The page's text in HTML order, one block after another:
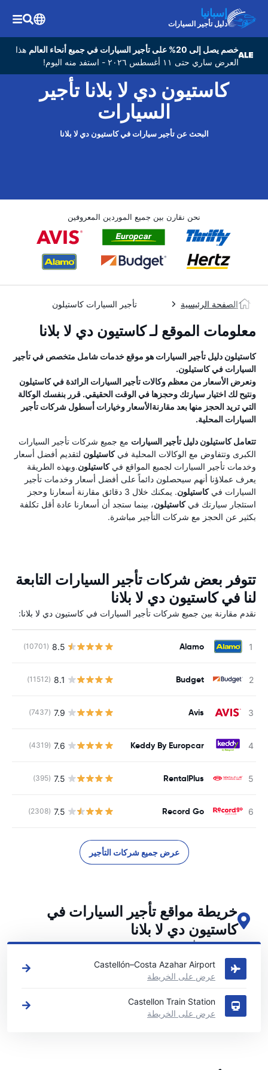
إسبانيا
دليل تأجير السيارات
خصم يصل إلى 20% على تأجير السيارات في جميع أنحاء العالم
هذا
العرض ساري حتى ١١ أغسطس ٢٠٢٦ - استفد منه اليوم!
كاستيون دي لا بلانا تأجير
السيارات
البحث عن تأجير سيارات في كاستيون دي لا بلانا
نحن نقارن بين جميع الموردين المعروفين
الصفحة الرئيسية تأجير السيارات كاستيلون
معلومات الموقع لـ كاستيون دي لا بلانا
كاستيلون دليل تأجير السيارات هو موقع خدمات شامل متخصص في تأجير
السيارات فيكاستيلون.
ونعرض الأسعار من معظم وكالات تأجير السيارات الرائدة فيكاستيلون
ونتيح لك اختيار سيارتك وحجزها في الوقت الحقيقي. قرر بنفسك الوكالة
التي تريد الحجز منها بعد مقارنةالأسعار وخيارات أسطول شركات تأجير
السيارات المحلية.
تتعاملكاستيلون دليل تأجير السيارات مع جميع شركات تأجير السيارات
الكبرى وتتفاوض مع الوكالات المحلية فيكاستيلون لتقديم أفضل أسعار
وخدمات تأجير السيارات لجميع المواقع فيكاستيلون.وبهذه الطريقة
يعرف عملاؤنا أنهم سيحصلون دائماً على أفضل أسعار وخدمات تأجير
السيارات فيكاستيلون
. يمكنك خلال 3 دقائق مقارنة أسعارنا وحجز
استئجار سيارتك فيكاستيلون، بينما ستجد أن أسعارنا عادة أقل تكلفة
بكثير عن الحجز مع شركات التأجير مباشرة.
تتوفر بعض شركات تأجير السيارات التابعة
لنا في كاستيون دي لا بلانا
نقدم مقارنة بين جميع شركات تأجير السيارات في كاستيون دي لا بلانا:
Alamo
8.5
(10701)
Budget
8.1
(11512)
Avis
7.9
(7437)
Keddy By Europcar
7.6
(4319)
RentalPlus
7.5
(395)
Record Go
7.5
(2308)
عرض جميع شركات التأجير
خريطة مواقع تأجير السيارات في
كاستيون دي لا بلانا
اطلع على مواقع تأجير السيارات الرئيسية لدينا في كاستيون دي لا بلانا
Castellón–Costa Azahar Airport
عرض على الخريطة
Castellon Train Station
عرض على الخريطة